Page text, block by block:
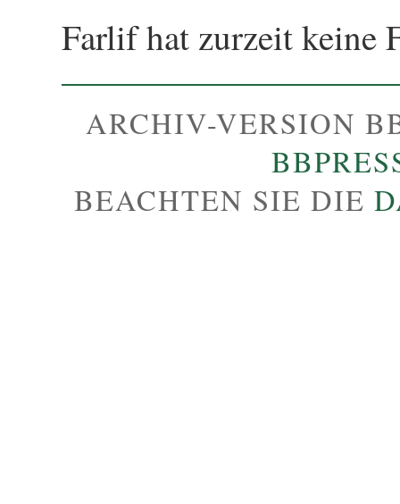
Farlif hat zurzeit keine
ARCHIV-VERSION
BEACHTEN SIE DIE